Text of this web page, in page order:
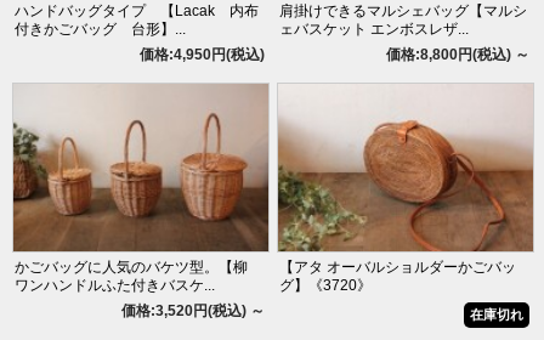
ハンドバッグタイプ 【Lacak 内布
付きかごバッグ 台形】...
価格:4,950円(税込)
肩掛けできるマルシェバッグ【マルシ
ェバスケット エンボスレザ...
価格:8,800円(税込) ～
かごバッグに人気のバケツ型。【柳
ワンハンドルふた付きバスケ...
価格:3,520円(税込) ～
【アタ オーバルショルダーかごバッ
グ】《3720》
在庫切れ